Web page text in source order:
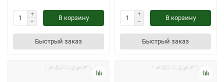
В корзину
Быстрый заказ
В корзину
Быстрый заказ